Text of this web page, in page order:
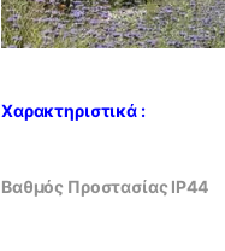
Χαρακτηριστικά :
Βαθμός Προστασίας IP44